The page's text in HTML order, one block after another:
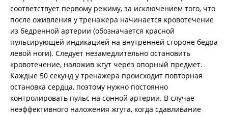
соответствует первому режиму, за исключением того, что
после оживления у тренажера начинается кровотечение
из бедренной артерии (обозначается красной
пульсирующей индикацией на внутренней стороне бедра
левой ноги). Следует незамедлительно остановить
кровотечение, наложив жгут через опорный предмет.
Каждые 50 секунд у тренажера происходит повторная
остановка сердца, поэтому нужно постоянно
контролировать пульс на сонной артерии. В случае
неэффективного наложения жгута, когда сдавливание